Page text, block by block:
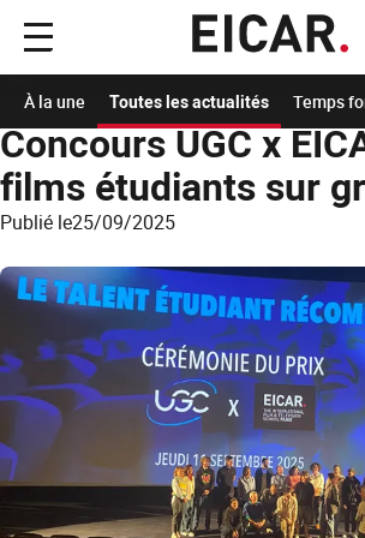
Menu
principal
Concours UGC x
films étudiants sur
Publié le25/09/2025
À la une Toutes les actualités Temps